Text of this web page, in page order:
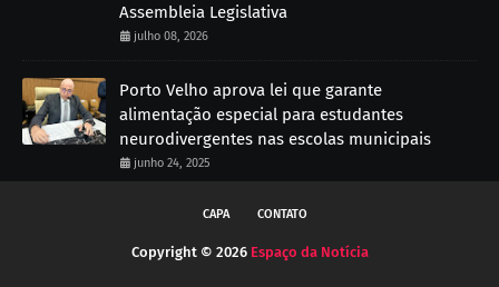
Assembleia Legislativa
julho 08, 2026
Porto Velho aprova lei que garante
alimentação especial para estudantes
neurodivergentes nas escolas municipais
junho 24, 2025
CAPA CONTATO
Copyright © 2026 Espaço da Notícia